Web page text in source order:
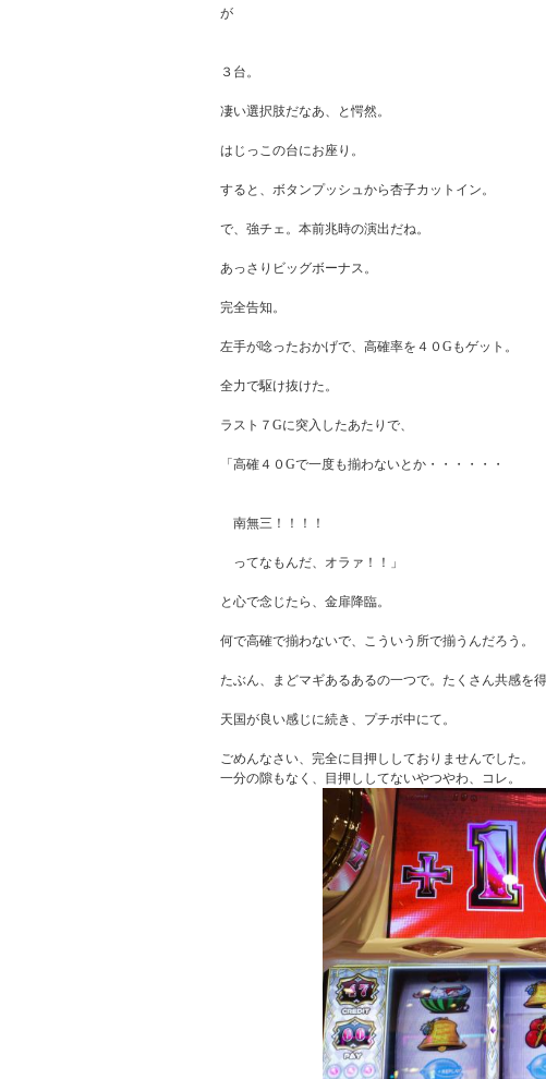
が
３台。
凄い選択肢だなあ、と愕然。
はじっこの台にお座り。
すると、ボタンプッシュから杏子カットイン。
で、強チェ。本前兆時の演出だね。
あっさりビッグボーナス。
完全告知。
左手が唸ったおかげで、高確率を４０Gもゲット。
全力で駆け抜けた。
ラスト７Gに突入したあたりで、
「高確４０Gで一度も揃わないとか・・・・・・
南無三！！！！
ってなもんだ、オラァ！！」
と心で念じたら、金扉降臨。
何で高確で揃わないで、こういう所で揃うんだろう。
たぶん、まどマギあるあるの一つで。たくさん共感を得
天国が良い感じに続き、プチボ中にて。
ごめんなさい、完全に目押ししておりませんでした。